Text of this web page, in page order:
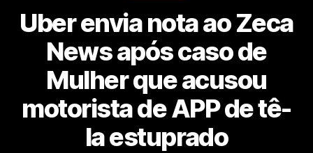
Uber envia nota ao Zeca
News após caso de
Mulher que acusou
motorista de APP de tê-
la estuprado